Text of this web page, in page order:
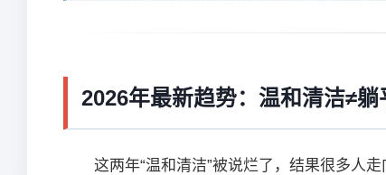
2026年最新趋势：温和清洁≠
这两年“温和清洁”被说烂了，结果很多人